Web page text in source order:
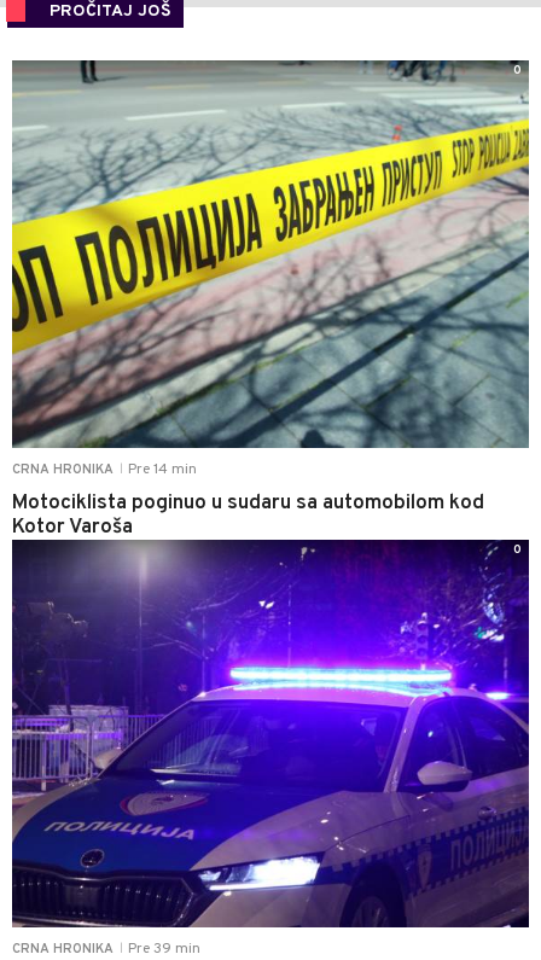
PROČITAJ JOŠ
CRNA HRONIKA Pre 14 min
Motociklista poginuo u sudaru sa automobilom kod
Kotor Varoša
0
CRNA HRONIKA Pre 39 min
0